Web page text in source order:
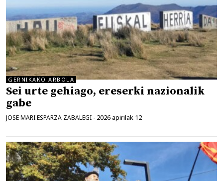
GERNIKAKO ARBOLA
Sei urte gehiago, ereserki nazionalik
gabe
JOSE MARI ESPARZA ZABALEGI - 2026 apirilak 12